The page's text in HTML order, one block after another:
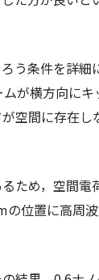
う条件を詳細
が横方向に
空間に存在
ため，空間電
位置に高周